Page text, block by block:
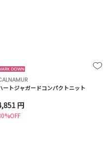
ートジャガードコンパクトニット
円